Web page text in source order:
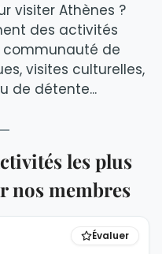
visiter Athènes ?
des activités
communauté de
visites culturelles,
de détente...
les plus
nos membres
+5 photos
Évaluer